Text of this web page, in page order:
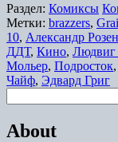
Раздел: Комиксы
Метки: brazzers,
10, Александр
ДДТ, Кино, Людвиг
Мольер, Подросток,
Чайф, Эдвард Григ
About